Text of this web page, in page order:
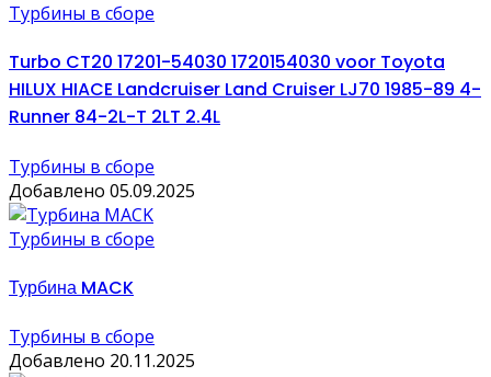
Турбины в сборе
Turbo CT20 17201-54030 1720154030 voor Toyota
HILUX HIACE Landcruiser Land Cruiser LJ70 1985-89 4-
Runner 84-2L-T 2LT 2.4L
Турбины в сборе
Добавлено 05.09.2025
Турбины в сборе
Турбина MACK
Турбины в сборе
Добавлено 20.11.2025